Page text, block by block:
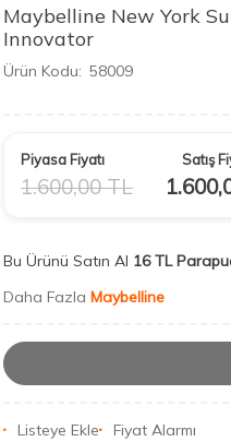
Maybelline New York
Innovator
Ürün Kodu: 58009
Piyasa Fiyatı
1.600,00TL
Satış
Bu Ürünü Satın Al 16 TL
Daha Fazla Maybelline
Listeye Ekle Fiyat Alarmı